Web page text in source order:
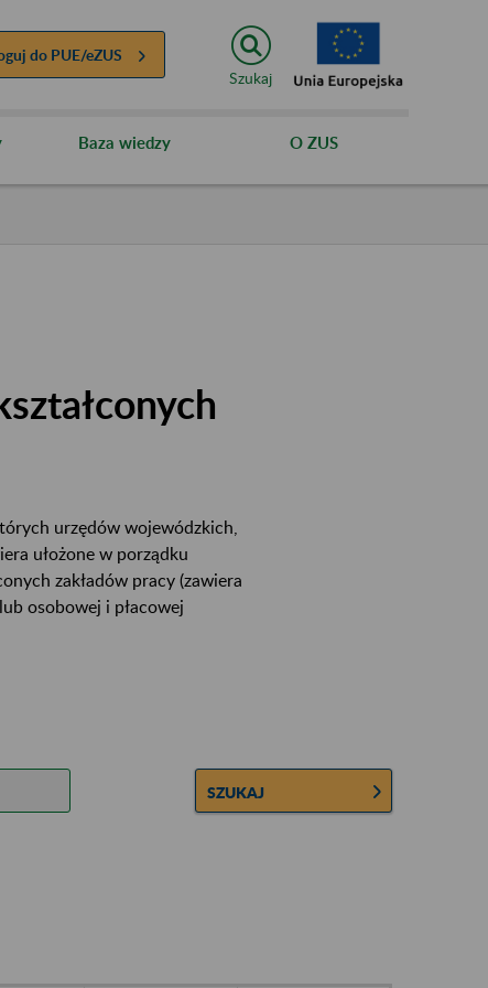
do PUE/eZUS
Szukaj
Baza wiedzy O ZUS
urzędów wojewódzkich,
ułożone w porządku
zakładów pracy (zawiera
osobowej i płacowej
SZUKAJ